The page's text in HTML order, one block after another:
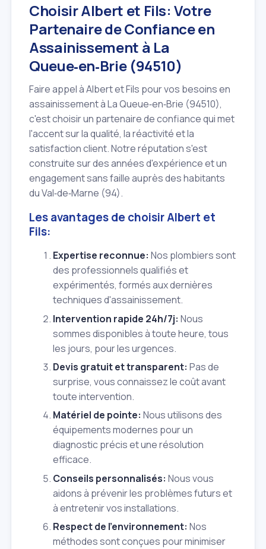
Choisir Albert et Fils: Votre
Partenaire de Confiance en
Assainissement à La
Queue‑en‑Brie (94510)
Faire appel à Albert et Fils pour vos besoins en
assainissement à La Queue‑en‑Brie (94510),
c'est choisir un partenaire de confiance qui met
l'accent sur la qualité, la réactivité et la
satisfaction client. Notre réputation s'est
construite sur des années d'expérience et un
engagement sans faille auprès des habitants
du Val‑de‑Marne (94).
Les avantages de choisir Albert et
Fils:
Expertise reconnue: Nos plombiers sont
des professionnels qualifiés et
expérimentés, formés aux dernières
techniques d'assainissement.
Intervention rapide 24h/7j: Nous
sommes disponibles à toute heure, tous
les jours, pour les urgences.
Devis gratuit et transparent: Pas de
surprise, vous connaissez le coût avant
toute intervention.
Matériel de pointe: Nous utilisons des
équipements modernes pour un
diagnostic précis et une résolution
efficace.
Conseils personnalisés: Nous vous
aidons à prévenir les problèmes futurs et
à entretenir vos installations.
Respect de l'environnement: Nos
méthodes sont conçues pour minimiser